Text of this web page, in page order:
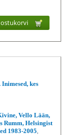
ostukorvi
kes
Vello Lään,
Rumm, Helsingist
1983-2005